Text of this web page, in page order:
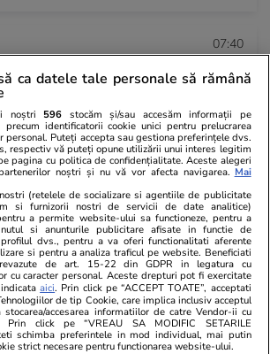
07:40
baie obișnuit poate duce la o
de euro, în Spania:
ca datele tale personale să rămână
noștri 596 stocăm și/sau accesăm informații pe
identificatorii cookie unici pentru prelucrarea
personal. Puteți accepta sau gestiona preferințele dvs.
respectiv vă puteți opune utilizării unui interes legitim
pagina cu politica de confidențialitate. Aceste alegeri
noștri și nu vă vor afecta navigarea. Mai
(retelele de socializare si agentiile de publicitate
si furnizorii nostri de servicii de date analitice)
a permite website-ului sa functioneze, pentru a
si anunturile publicitare afisate in functie de
dvs., pentru a va oferi functionalitati aferente
si pentru a analiza traficul pe website. Beneficiati
de art. 15-22 din GDPR in legatura cu
cu caracter personal. Aceste drepturi pot fi exercitate
aici. Prin click pe “ACCEPT TOATE”, acceptati
de tip Cookie, care implica inclusiv acceptul
accesarea informatiilor de catre Vendor-ii cu
Prin click pe “VREAU SA MODIFIC SETARILE
schimba preferintele in mod individual, mai putin
strict necesare pentru functionarea website-ului.